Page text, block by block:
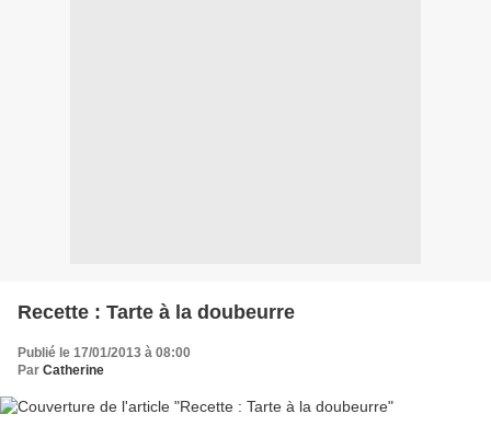
Recette : Tarte à la doubeurre
Publié le 17/01/2013 à 08:00
Par Catherine